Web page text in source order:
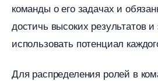
команды о его задачах и
достичь высоких результатов
использовать потенциал
Для распределения ролей в